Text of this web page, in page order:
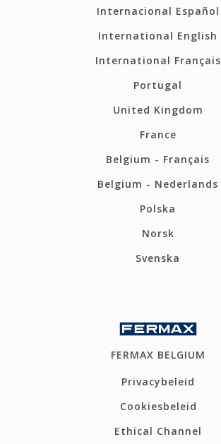
Internacional Español
International English
International Français
Portugal
United Kingdom
France
Belgium - Français
Belgium - Nederlands
Polska
Norsk
Svenska
FERMAX BELGIUM
Privacybeleid
Cookiesbeleid
Ethical Channel